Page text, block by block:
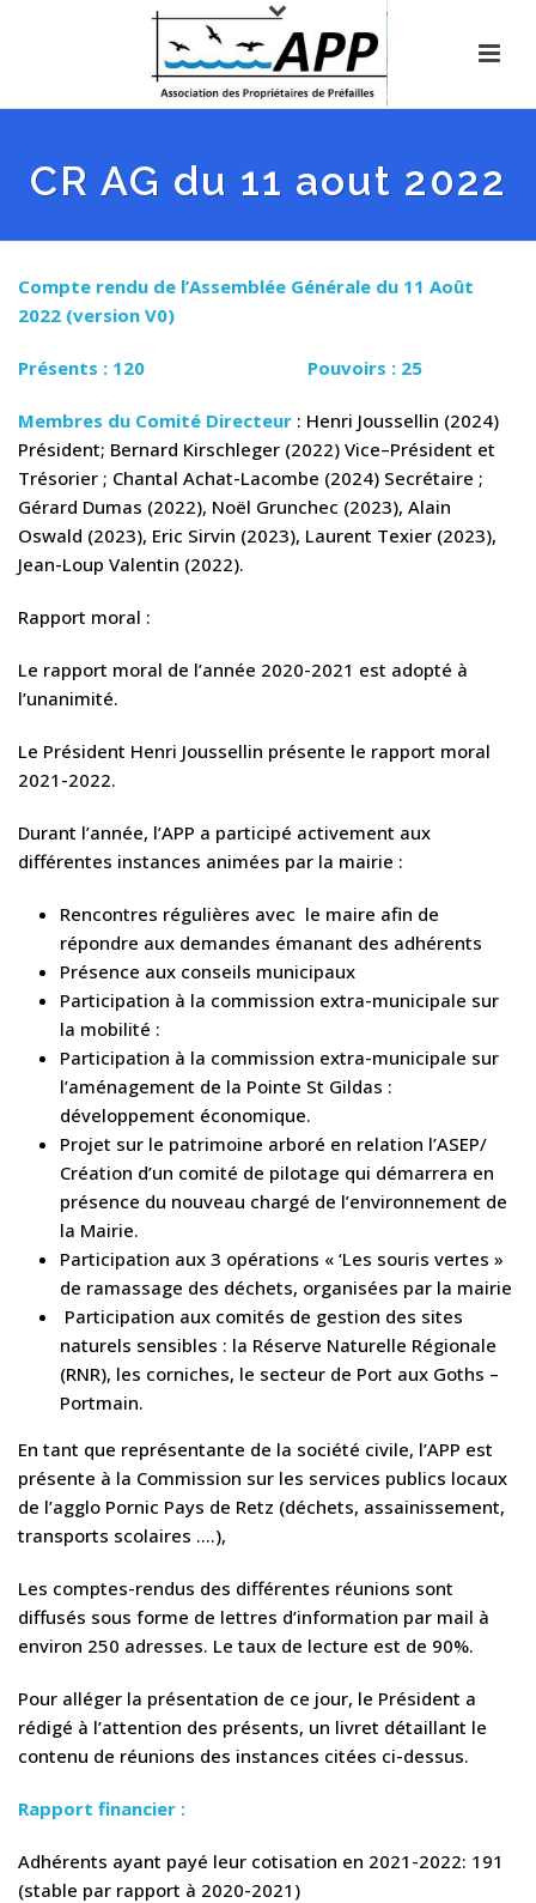
CR AG du 11 aout 2022
Compte rendu de l’Assemblée Générale du 11 Août
2022 (version V0)
Présents : 120 Pouvoirs : 25
Membres du Comité Directeur : Henri Joussellin (2024)
Président; Bernard Kirschleger (2022) Vice–Président et
Trésorier ; Chantal Achat-Lacombe (2024) Secrétaire ;
Gérard Dumas (2022), Noël Grunchec (2023), Alain
Oswald (2023), Eric Sirvin (2023), Laurent Texier (2023),
Jean-Loup Valentin (2022).
Rapport moral :
Le rapport moral de l’année 2020-2021 est adopté à
l’unanimité.
Le Président Henri Joussellin présente le rapport moral
2021-2022.
Durant l’année, l’APP a participé activement aux
différentes instances animées par la mairie :
Rencontres régulières avec le maire afin de
répondre aux demandes émanant des adhérents
Présence aux conseils municipaux
Participation à la commission extra-municipale sur
la mobilité :
Participation à la commission extra-municipale sur
l’aménagement de la Pointe St Gildas :
développement économique.
Projet sur le patrimoine arboré en relation l’ASEP/
Création d’un comité de pilotage qui démarrera en
présence du nouveau chargé de l’environnement de
la Mairie.
Participation aux 3 opérations « ‘Les souris vertes »
de ramassage des déchets, organisées par la mairie
Participation aux comités de gestion des sites
naturels sensibles : la Réserve Naturelle Régionale
(RNR), les corniches, le secteur de Port aux Goths –
Portmain.
En tant que représentante de la société civile, l’APP est
présente à la Commission sur les services publics locaux
de l’agglo Pornic Pays de Retz (déchets, assainissement,
transports scolaires ….),
Les comptes-rendus des différentes réunions sont
diffusés sous forme de lettres d’information par mail à
environ 250 adresses. Le taux de lecture est de 90%.
Pour alléger la présentation de ce jour, le Président a
rédigé à l’attention des présents, un livret détaillant le
contenu de réunions des instances citées ci-dessus.
Rapport financier :
Adhérents ayant payé leur cotisation en 2021-2022: 191
(stable par rapport à 2020-2021)